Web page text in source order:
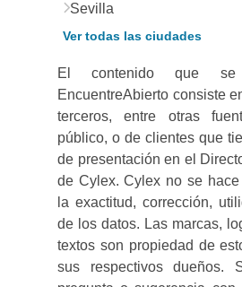
Sevilla
Ver todas las ciudades
El contenido que se
EncuentreAbierto consiste
terceros, entre otras
público, o de clientes que
de presentación en el
de Cylex. Cylex no se
la exactitud, corrección,
de los datos. Las marcas,
textos son propiedad de
sus respectivos dueños.